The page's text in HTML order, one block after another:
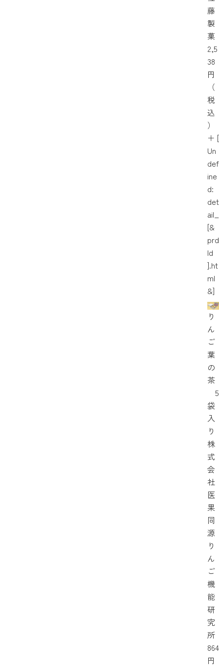
藤
製
菓
2,5
38
円
（
税
込
）
＋ [
Un
def
ine
d:
det
ail_
[&
prd
Id
].ht
ml
&]
り
ん
ご
葉
の
茶
5
袋
入
り
株
式
会
社
医
果
同
源
り
ん
ご
機
能
研
究
所
864
円